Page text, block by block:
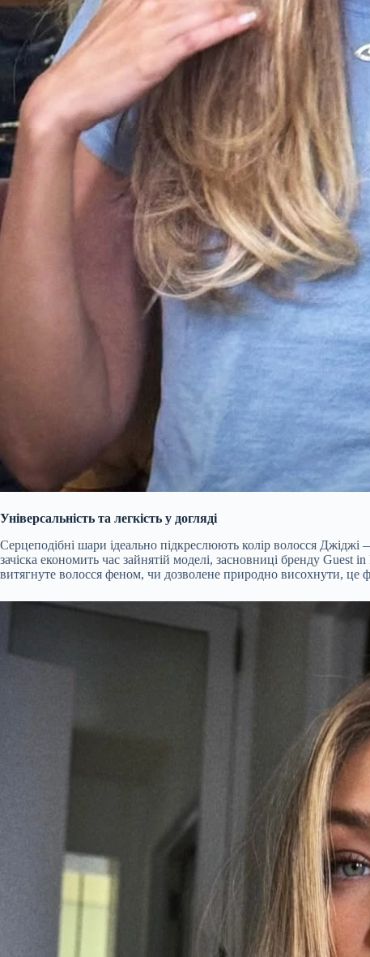
Універсальність та легкість у догляді
Серцеподібні шари ідеально підкреслюють колір волосся Джіджі
зачіска економить час зайнятій моделі, засновниці бренду
витягнуте волосся феном, чи дозволене природно висохнути, це